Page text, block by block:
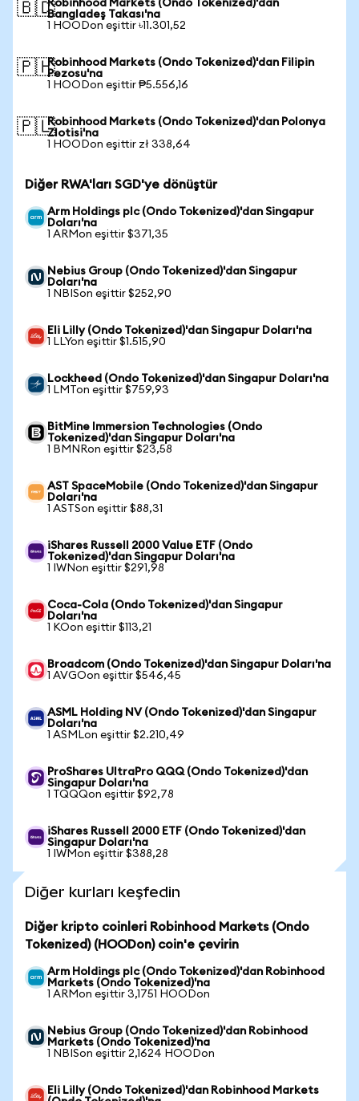
🇧🇩Robinhood Markets (Ondo Tokenized)'dan
Bangladeş Takası'na
1 HOODon eşittir ৳11.301,52
🇵🇭Robinhood Markets (Ondo Tokenized)'dan Filipin
Pezosu'na
1 HOODon eşittir ₱5.556,16
🇵🇱Robinhood Markets (Ondo Tokenized)'dan Polonya
Zlotisi'na
1 HOODon eşittir zł 338,64
Diğer RWA'ları SGD'ye dönüştür
Arm Holdings plc (Ondo Tokenized)'dan Singapur
Doları'na
1 ARMon eşittir $371,35
Nebius Group (Ondo Tokenized)'dan Singapur
Doları'na
1 NBISon eşittir $252,90
Eli Lilly (Ondo Tokenized)'dan Singapur Doları'na
1 LLYon eşittir $1.515,90
Lockheed (Ondo Tokenized)'dan Singapur Doları'na
1 LMTon eşittir $759,93
BitMine Immersion Technologies (Ondo
Tokenized)'dan Singapur Doları'na
1 BMNRon eşittir $23,58
AST SpaceMobile (Ondo Tokenized)'dan Singapur
Doları'na
1 ASTSon eşittir $88,31
iShares Russell 2000 Value ETF (Ondo
Tokenized)'dan Singapur Doları'na
1 IWNon eşittir $291,98
Coca-Cola (Ondo Tokenized)'dan Singapur
Doları'na
1 KOon eşittir $113,21
Broadcom (Ondo Tokenized)'dan Singapur Doları'na
1 AVGOon eşittir $546,45
ASML Holding NV (Ondo Tokenized)'dan Singapur
Doları'na
1 ASMLon eşittir $2.210,49
ProShares UltraPro QQQ (Ondo Tokenized)'dan
Singapur Doları'na
1 TQQQon eşittir $92,78
iShares Russell 2000 ETF (Ondo Tokenized)'dan
Singapur Doları'na
1 IWMon eşittir $388,28
Diğer kurları keşfedin
Diğer kripto coinleri Robinhood Markets (Ondo
Tokenized) (HOODon) coin'e çevirin
Arm Holdings plc (Ondo Tokenized)'dan Robinhood
Markets (Ondo Tokenized)'na
1 ARMon eşittir 3,1751 HOODon
Nebius Group (Ondo Tokenized)'dan Robinhood
Markets (Ondo Tokenized)'na
1 NBISon eşittir 2,1624 HOODon
Eli Lilly (Ondo Tokenized)'dan Robinhood Markets